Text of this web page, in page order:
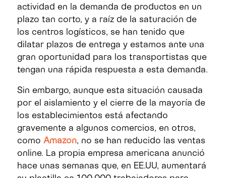
actividad en la demanda de productos en un
plazo tan corto, y a raíz de la saturación de
los centros logísticos, se han tenido que
dilatar plazos de entrega y estamos ante una
gran oportunidad para los transportistas que
tengan una rápida respuesta a esta demanda.
Sin embargo, aunque esta situación causada
por el aislamiento y el cierre de la mayoría de
los establecimientos está afectando
gravemente a algunos comercios, en otros,
como Amazon, no se han reducido las ventas
online. La propia empresa americana anunció
hace unas semanas que, en EE.UU, aumentará